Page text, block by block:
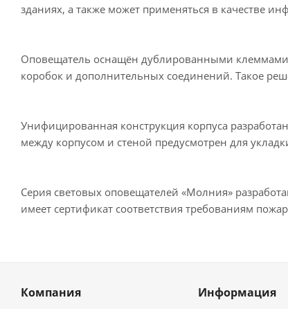
зданиях, а также может применяться в качестве
Оповещатель оснащён дублированными
коробок и дополнительных соединений. Такое
Унифицированная конструкция корпуса
между корпусом и стеной предусмотрен для
Серия световых оповещателей «Молния»
имеет сертификат соответствия требованиям
Компания Информация